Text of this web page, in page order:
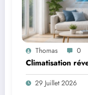
Thomas 0
Climatisation
29 Juillet 2026